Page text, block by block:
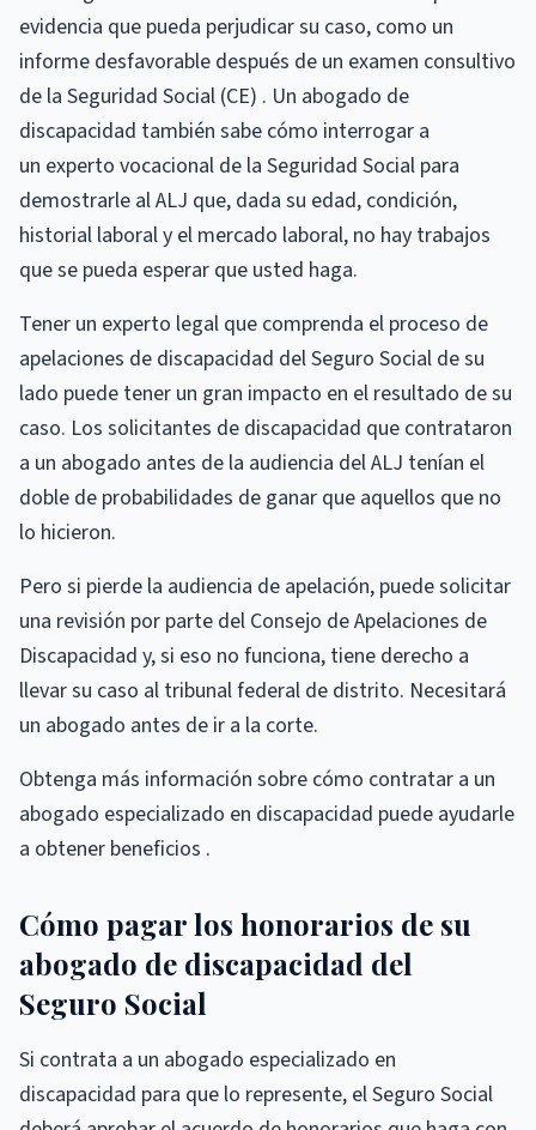
evidencia que pueda perjudicar su caso, como un
informe desfavorable después de un examen consultivo
de la Seguridad Social (CE) . Un abogado de
discapacidad también sabe cómo interrogar a
un experto vocacional de la Seguridad Social para
demostrarle al ALJ que, dada su edad, condición,
historial laboral y el mercado laboral, no hay trabajos
que se pueda esperar que usted haga.
Tener un experto legal que comprenda el proceso de
apelaciones de discapacidad del Seguro Social de su
lado puede tener un gran impacto en el resultado de su
caso. Los solicitantes de discapacidad que contrataron
a un abogado antes de la audiencia del ALJ tenían el
doble de probabilidades de ganar que aquellos que no
lo hicieron.
Pero si pierde la audiencia de apelación, puede solicitar
una revisión por parte del Consejo de Apelaciones de
Discapacidad y, si eso no funciona, tiene derecho a
llevar su caso al tribunal federal de distrito. Necesitará
un abogado antes de ir a la corte.
Obtenga más información sobre cómo contratar a un
abogado especializado en discapacidad puede ayudarle
a obtener beneficios .
Cómo pagar los honorarios de su
abogado de discapacidad del
Seguro Social
Si contrata a un abogado especializado en
discapacidad para que lo represente, el Seguro Social